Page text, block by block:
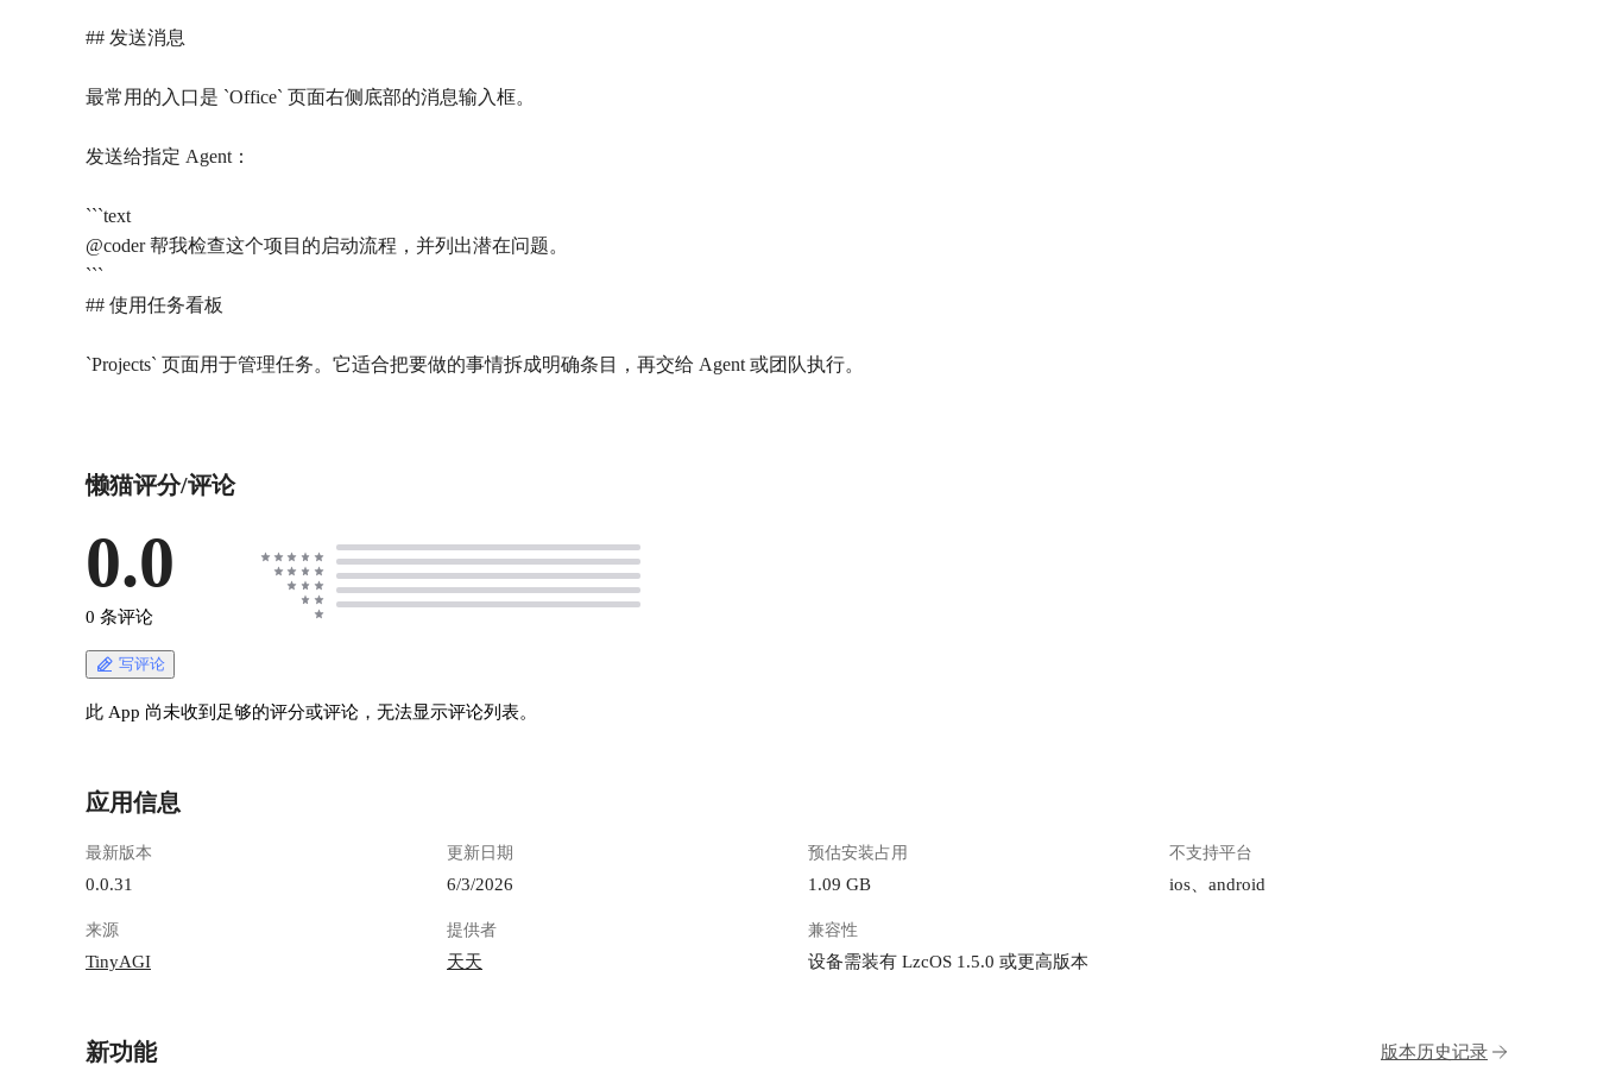
## 发送消息
最常用的入口是 `Office` 页面右侧底部的消息输入框。
发送给指定 Agent：
```text
@coder 帮我检查这个项目的启动流程，并列出潜在问题。
```
## 使用任务看板
`Projects` 页面用于管理任务。它适合把要做的事情拆成明确条目，再交给 Agent 或团队执行。
懒猫评分/评论
0.0
0 条评论
写评论
此 App 尚未收到足够的评分或评论，无法显示评论列表。
应用信息
最新版本
0.0.31
更新日期
6/3/2026
预估安装占用
1.09 GB
不支持平台
ios、android
来源
TinyAGI
提供者
天天
兼容性
设备需装有 LzcOS 1.5.0 或更高版本
新功能 版本历史记录